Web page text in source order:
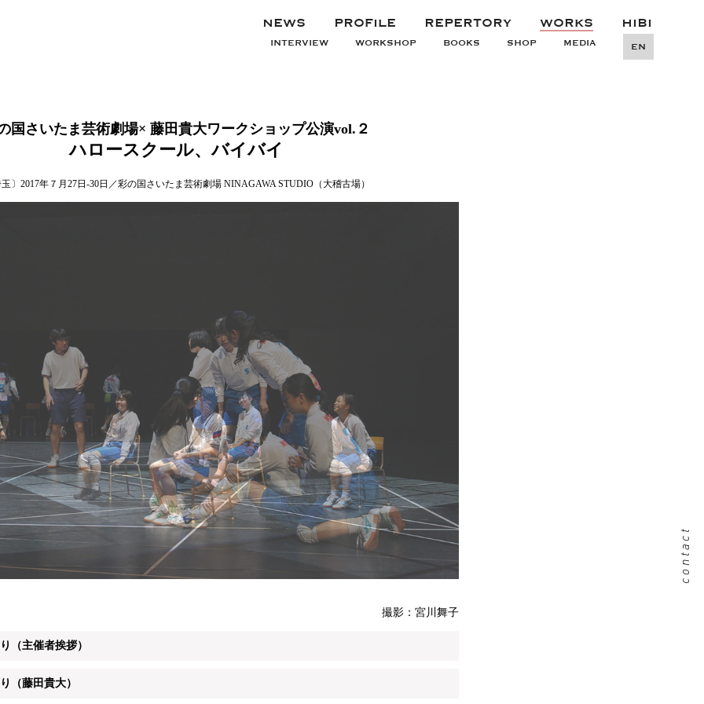
NEWS PROFILE REPERTORY WORKS HIBI
INTERVIEW WORKSHOP BOOKS SHOP MEDIA EN
国さいたま芸術劇場× 藤田貴大ワークショップ公演vol.２
ハロースクール、バイバイ
〕2017年７ 月 27日-30日／彩の国さいたま芸術劇場NINAGAWA STUDIO（大稽古場）
撮影：宮川舞子
（主催者挨拶）
（藤田貴大）
contact